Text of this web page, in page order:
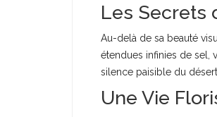
Les Secrets
Au-delà de sa beauté
étendues infinies de sel,
silence paisible du
Une Vie